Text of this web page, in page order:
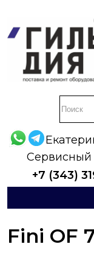
Сервисный
+7 (343)
Fini OF